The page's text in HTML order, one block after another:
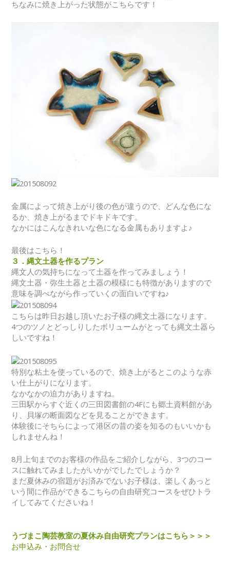
ちなみに焼き上がった状態がこちらです！
金属によって焼き上がり後の色が違うので、どんな色にな
るか、焼き上がるまでドキドキです。
なかにはこんなきれいな色になる金属もありますよ♪
最後はこちら！
３．縄文土器を作るプラン
縄文人の気持ちになって土器を作ってみましょう！
縄文土器・弥生土器と土器の模様にも特徴がありますので
意味を調べながら作っていくの面白いですね♪
こちらは昨日お越し頂いたお子様の縄文土器になります。
4つのツノとどっしりしたボリュームがとっても縄文土器ら
しいですね！
特別な粘土を使っているので、焼き上がるとこのような赤
い仕上がりになります。
なかなかの迫力がありますね。
三田駅からすぐ近くの三田図書館の4Fにも郷土資料館があ
り、貝塚の断面図などを見ることができます。
体験後にそちらによって港区の昔の姿を知るのもいいかも
しれませんね！
8月上旬までのお客様の作品をご紹介しながら、3つのコー
スに触れてみましたがいかがでしたでしょうか？
まだ夏休みの宿題がお済みでないお子様は、楽しくあっと
いう間に作品ができるこちらの自由研究コースをぜひトラ
イしてみてくださいね！
うづまこ陶芸教室の夏休み自由研究プランはこちら＞＞＞
お申込み・お問合せ